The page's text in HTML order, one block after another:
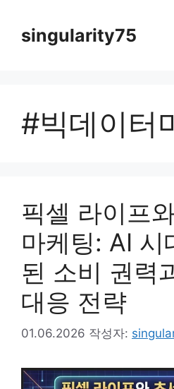
singularity75
#빅데이터
픽셀 라이프
마케팅: AI 시
된 소비 권력
대응 전략
01.06.2026 작성자: